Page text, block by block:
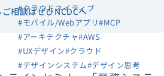
相談はぜひNCDCへ
#クラウドネイティブ
#モバイル/Webアプリ#MCP
#アーキテクチャ#AWS
#UXデザイン#クラウド
#デザインシステム#デザイン思考